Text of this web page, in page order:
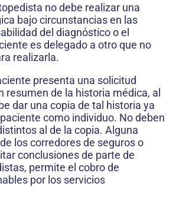
no debe realizar una
bajo circunstancias en las
del diagnóstico o el
es delegado a otro que no
realizarla.
presenta una solicitud
resumen de la historia médica, al
dar una copia de tal historia ya
como individuo. No deben
al de la copia. Alguna
los corredores de seguros o
conclusiones de parte de
permite el cobro de
por los servicios